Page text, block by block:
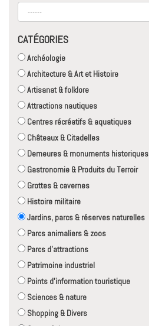
CATÉGORIES
Archéologie
Architecture & Art et Histoire
Artisanat & folklore
Attractions nautiques
Centres récréatifs & aquatiques
Châteaux & Citadelles
Demeures & monuments historiques
Gastronomie & Produits du Terroir
Grottes & cavernes
Histoire militaire
Jardins, parcs & réserves naturelles
Parcs animaliers & zoos
Parcs d'attractions
Patrimoine industriel
Points d'information touristique
Sciences & nature
Shopping & Divers